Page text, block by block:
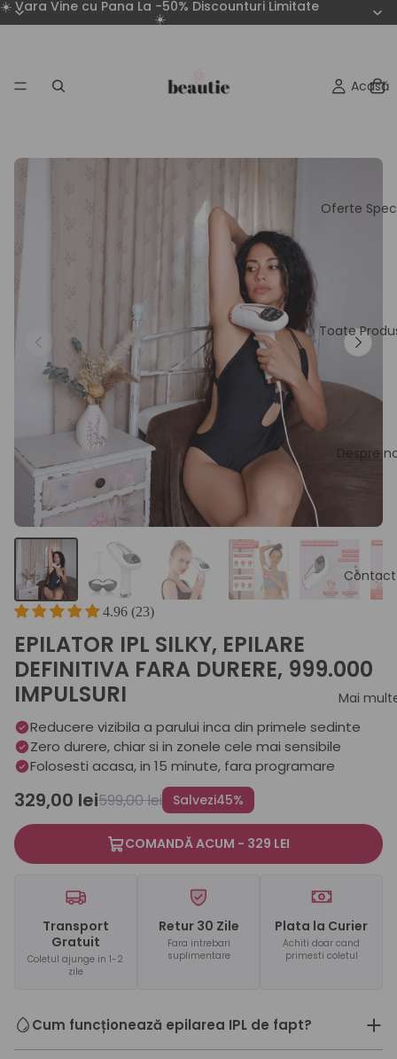
☀️ Vara Vine cu Pana La -50% Discounturi Limitate
☀️
Acasă
Oferte
Toate
Despre
Contact
Mai
4.96 (23)
EPILATOR IPL SILKY, EPILARE
DEFINITIVA FARA DURERE, 999.000
IMPULSURI
Reducere vizibila a parului inca din primele sedinte
Zero durere, chiar si in zonele cele mai sensibile
Folosesti acasa, in 15 minute, fara programare
329,00 lei599,00 lei Salvezi45%
COMANDĂ ACUM - 329 LEI
Transport
Gratuit
Coletul ajunge in 1-2
zile
Retur 30 Zile
Fara intrebari
suplimentare
Plata la Curier
Achiti doar cand
primesti coletul
Cum funcționează epilarea IPL de fapt?